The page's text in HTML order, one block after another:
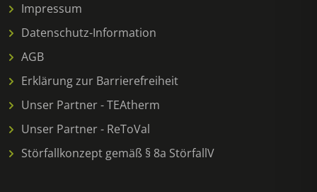
Impressum
Datenschutz-Information
AGB
Erklärung zur Barrierefreiheit
Unser Partner - TEAtherm
Unser Partner - ReToVal
Störfallkonzept gemäß § 8a StörfallV